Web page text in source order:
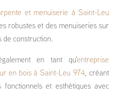
et menuiserie à Saint-Leu
robustes et des menuiseries sur
de construction.
en tant qu'entreprise
en bois à Saint-Leu 974, créant
fonctionnels et esthétiques avec